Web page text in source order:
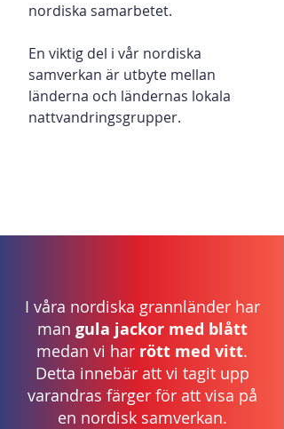
nordiska samarbetet.
En viktig del i vår nordiska
samverkan är utbyte mellan
länderna och ländernas lokala
nattvandringsgrupper.
I våra nordiska grannländer har
man gula jackor med blått
medan vi har rött med vitt.
Detta innebär att vi tagit upp
varandras färger för att visa på
en nordisk samverkan.